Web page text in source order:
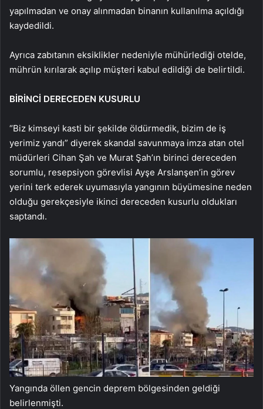
yapılmadan ve onay alınmadan binanın kullanılma açıldığı
kaydedildi.
Ayrıca zabıtanın eksiklikler nedeniyle mühürlediği otelde,
mührün kırılarak açılıp müşteri kabul edildiği de belirtildi.
BİRİNCİ DERECEDEN KUSURLU
“Biz kimseyi kasti bir şekilde öldürmedik, bizim de iş
yerimiz yandı” diyerek skandal savunmaya imza atan otel
müdürleri Cihan Şah ve Murat Şah’ın birinci dereceden
sorumlu, resepsiyon görevlisi Ayşe Arslanşen’in görev
yerini terk ederek uyumasıyla yangının büyümesine neden
olduğu gerekçesiyle ikinci dereceden kusurlu oldukları
saptandı.
Yangında öllen gencin deprem bölgesinden geldiği
belirlenmişti.